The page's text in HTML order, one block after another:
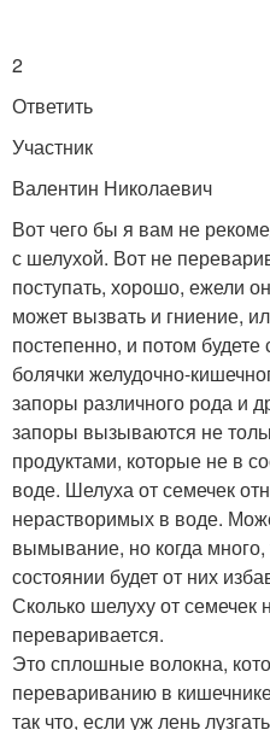
2
Ответить
Участник
Валентин Николаевич
Вот чего бы я вам не
с шелухой. Вот не
поступать, хорошо, ежели
может вызвать и гниение,
постепенно, и потом будете
болячки желудочно-
запоры различного рода и
запоры вызываются не
продуктами, которые не в
воде. Шелуха от семечек
нерастворимых в воде.
вымывание, но когда много,
состоянии будет от них
Сколько шелуху от
переваривается.
Это сплошные волокна,
перевариванию в
так что, если уж лень